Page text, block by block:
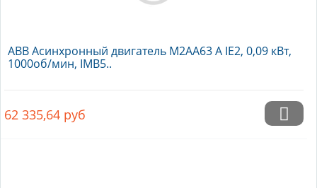
ABB Асинхронный двигатель M2AA63 A IE2, 0,09 кВт,
1000об/мин, IMB5..
62 335,64 руб